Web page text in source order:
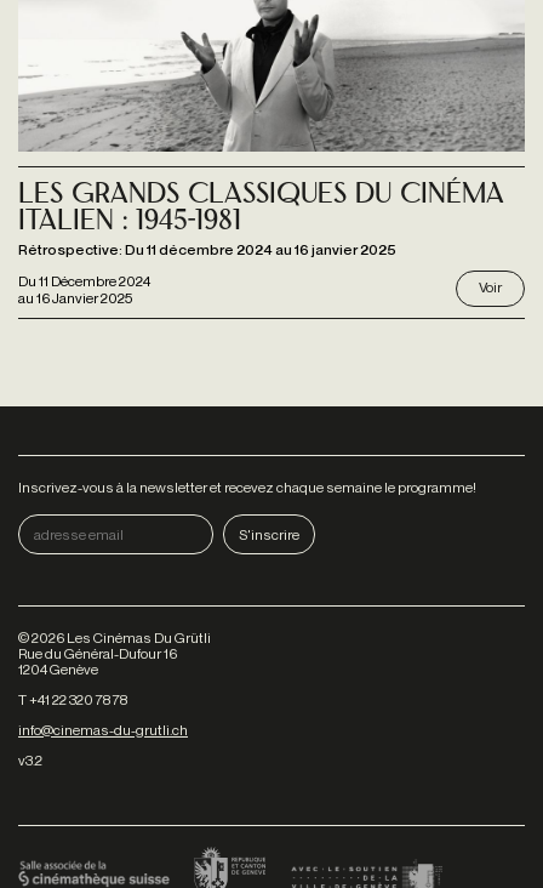
Du 11 Décembre 2024
au 16 Janvier 2025
Les Grands Classiques du cinéma
italien : 1945-1981
Rétrospective: Du 11 décembre 2024 au 16 janvier 2025
Voir
Inscrivez-vous à la newsletter et recevez chaque semaine le programme!
©2026 Les Cinémas Du Grütli
Rue du Général-Dufour 16
1204 Genève
T +41 22 320 78 78
info@cinemas-du-grutli.ch
v3.2